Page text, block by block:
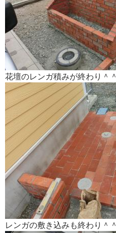
花壇のレンガ積みが終わり＾＾
レンガの敷き込みも終わり＾＾